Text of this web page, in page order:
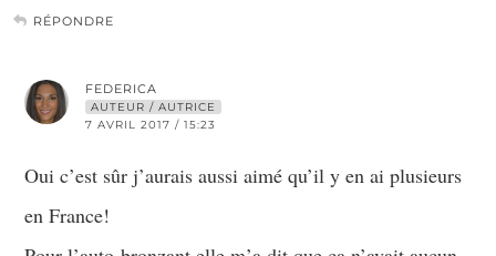
RÉPONDRE
FEDERICA
AUTEUR / AUTRICE
7 AVRIL 2017 / 15:23
Oui c’est sûr j’aurais aussi aimé qu’il y en ai plusieurs
en France!